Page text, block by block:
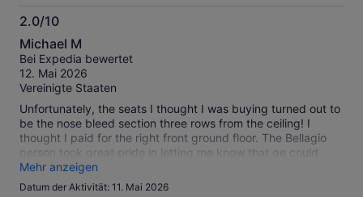
2.0/10
2.0
von
10
Michael M
Bei Expedia bewertet
12. Mai 2026
Vereinigte Staaten
Unfortunately, the seats I thought I was buying turned out to
be the nose bleed section three rows from the ceiling! I
thought I paid for the right front ground floor. The Bellagio
person took great pride in letting me know that ge could
have had me on the floor center stage for $30 less than
what I paid Expedia. I don’t know why the seats aren’t
Mehr anzeigen
Datum der Aktivität: 11. Mai 2026